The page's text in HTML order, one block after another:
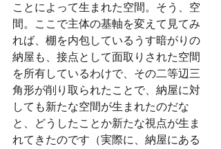
ことによって生まれた空間。そう、空
間。ここで主体の基軸を変えて見てみ
れば、棚を内包しているうす暗がりの
納屋も、接点として面取りされた空間
を所有しているわけで、その二等辺三
角形が削り取られたことで、納屋に対
しても新たな空間が生まれたのだな
と、どうしたことか新たな視点が生ま
れてきたのです（実際に、納屋にある